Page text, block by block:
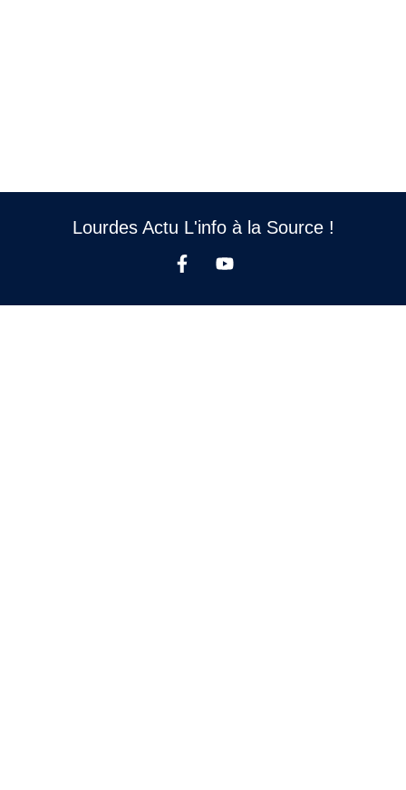
Lourdes Actu L'info à la Source !